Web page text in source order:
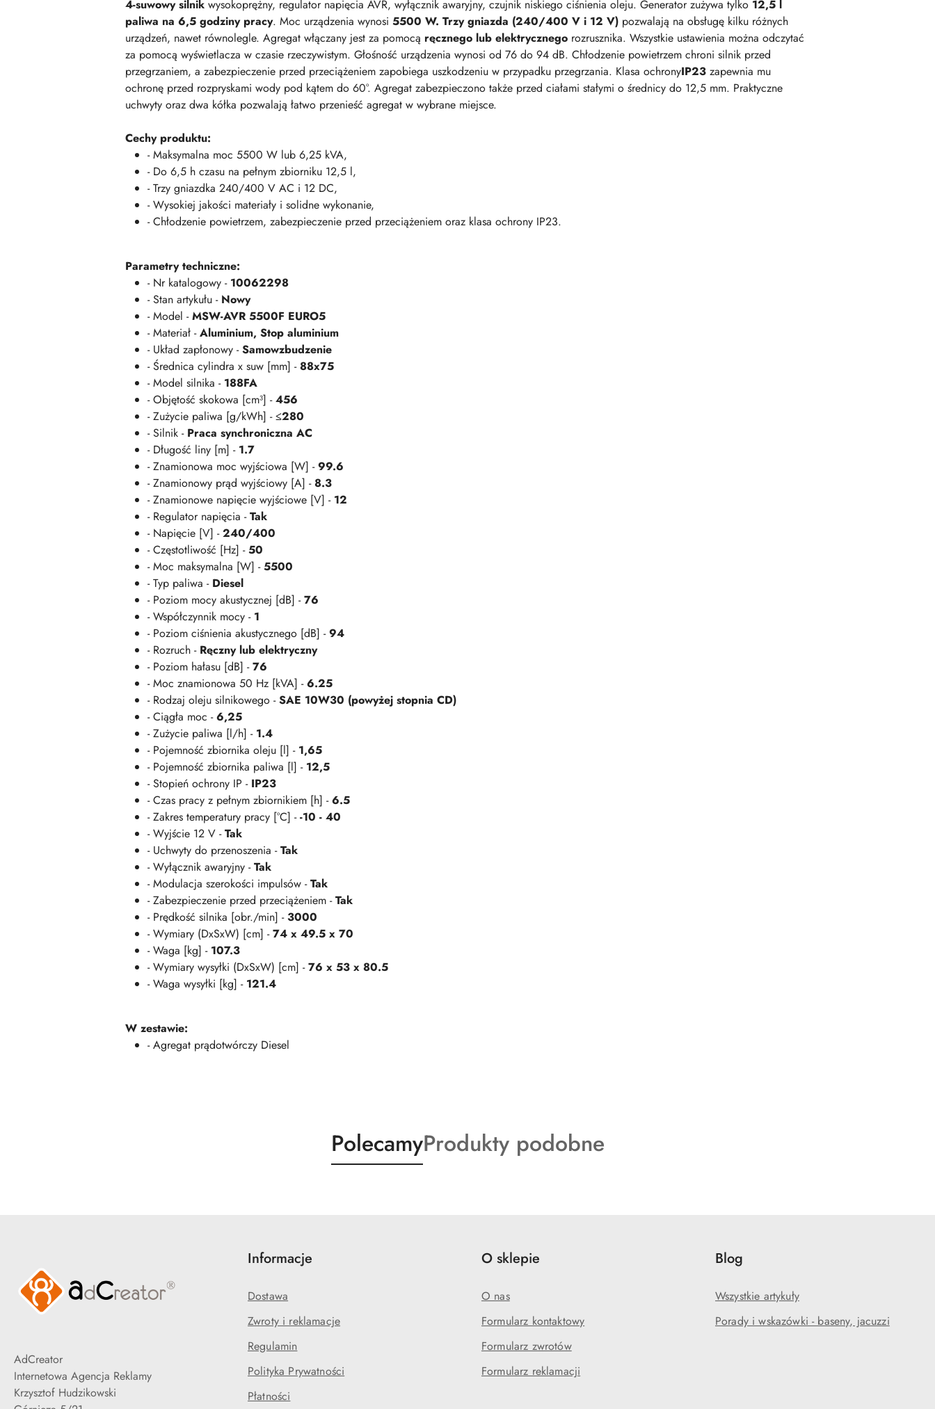
4-suwowy silnik wysokoprężny, regulator napięcia AVR, wyłącznik awaryjny, czujnik niskiego ciśnienia oleju. Generator zużywa tylko 12,5 l
paliwa na 6,5 godziny pracy. Moc urządzenia wynosi 5500 W. Trzy gniazda (240/400 V i 12 V) pozwalają na obsługę kilku różnych
urządzeń, nawet równolegle. Agregat włączany jest za pomocą ręcznego lub elektrycznego rozrusznika. Wszystkie ustawienia można odczytać
za pomocą wyświetlacza w czasie rzeczywistym. Głośność urządzenia wynosi od 76 do 94 dB. Chłodzenie powietrzem chroni silnik przed
przegrzaniem, a zabezpieczenie przed przeciążeniem zapobiega uszkodzeniu w przypadku przegrzania. Klasa ochronyIP23 zapewnia mu
ochronę przed rozpryskami wody pod kątem do 60°. Agregat zabezpieczono także przed ciałami stałymi o średnicy do 12,5 mm. Praktyczne
uchwyty oraz dwa kółka pozwalają łatwo przenieść agregat w wybrane miejsce.
Cechy produktu:
- Maksymalna moc 5500 W lub 6,25 kVA,
- Do 6,5 h czasu na pełnym zbiorniku 12,5 l,
- Trzy gniazdka 240/400 V AC i 12 DC,
- Wysokiej jakości materiały i solidne wykonanie,
- Chłodzenie powietrzem, zabezpieczenie przed przeciążeniem oraz klasa ochrony IP23.
Parametry techniczne:
- Nr katalogowy - 10062298
- Stan artykułu - Nowy
- Model -MSW-AVR 5500F EURO5
- Materiał -Aluminium, Stop aluminium
- Układ zapłonowy -Samowzbudzenie
- Średnica cylindra x suw [mm] -88x75
- Model silnika - 188FA
- Objętość skokowa [cm³] -456
- Zużycie paliwa [g/kWh] -≤280
- Silnik - Praca synchroniczna AC
- Długość liny [m] - 1.7
- Znamionowa moc wyjściowa [W] -99.6
- Znamionowy prąd wyjściowy [A] -8.3
- Znamionowe napięcie wyjściowe [V] - 12
- Regulator napięcia -Tak
- Napięcie [V] -240/400
- Częstotliwość [Hz] -50
- Moc maksymalna [W] -5500
- Typ paliwa - Diesel
- Poziom mocy akustycznej [dB] -76
- Współczynnik mocy - 1
- Poziom ciśnienia akustycznego [dB] -94
- Rozruch - Ręczny lub elektryczny
- Poziom hałasu [dB] -76
- Moc znamionowa 50 Hz [kVA] -6.25
- Rodzaj oleju silnikowego -SAE 10W30 (powyżej stopnia CD)
- Ciągła moc -6,25
- Zużycie paliwa [l/h] - 1.4
- Pojemność zbiornika oleju [l] - 1,65
- Pojemność zbiornika paliwa [l] - 12,5
- Stopień ochrony IP - IP23
- Czas pracy z pełnym zbiornikiem [h] -6.5
- Zakres temperatury pracy [°C] --10 - 40
- Wyjście 12 V -Tak
- Uchwyty do przenoszenia -Tak
- Wyłącznik awaryjny -Tak
- Modulacja szerokości impulsów -Tak
- Zabezpieczenie przed przeciążeniem -Tak
- Prędkość silnika [obr./min] -3000
- Wymiary (DxSxW) [cm] -74 x 49.5 x 70
- Waga [kg] - 107.3
- Wymiary wysyłki (DxSxW) [cm] -76 x 53 x 80.5
- Waga wysyłki [kg] - 121.4
W zestawie:
- Agregat prądotwórczy Diesel
Produkty
o
PolecamyProdukty
o
Produkty podobne
AdCreator
Internetowa Agencja Reklamy
Krzysztof Hudzikowski
Informacje
Dostawa
Zwroty i reklamacje
Regulamin
Polityka Prywatności
Płatności
O sklepie
O nas
Formularz kontaktowy
Formularz zwrotów
Formularz reklamacji
Blog
Wszystkie artykuły
Porady i wskazówki - baseny, jacuzzi